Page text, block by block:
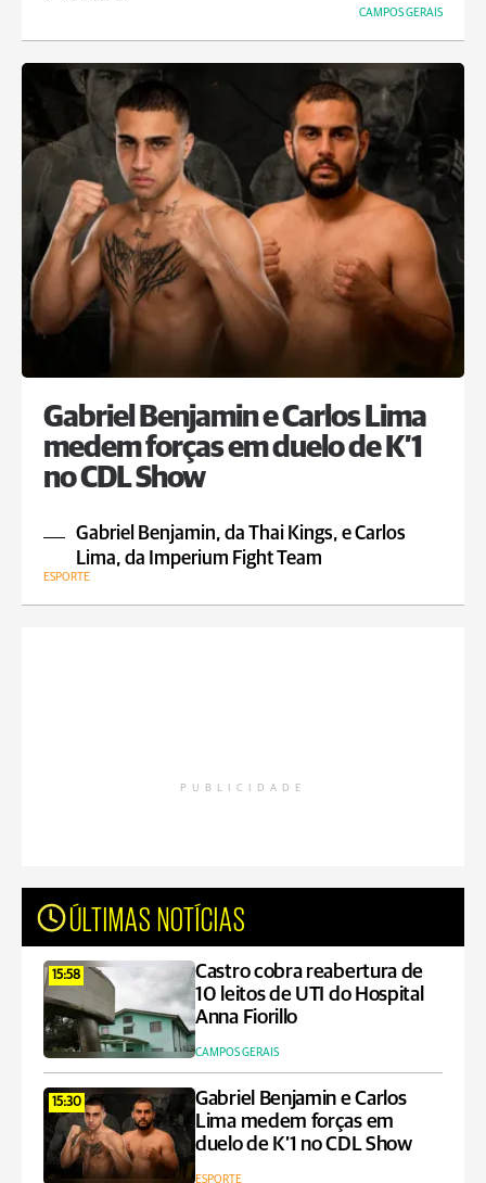
CAMPOS GERAIS
Gabriel Benjamin e Carlos Lima
medem forças em duelo de K’1
no CDL Show
Gabriel Benjamin, da Thai Kings, e Carlos
Lima, da Imperium Fight Team
ESPORTE
PUBLICIDADE
ÚLTIMAS NOTÍCIAS
15:58
Castro cobra reabertura de
10 leitos de UTI do Hospital
Anna Fiorillo
CAMPOS GERAIS
15:30
Gabriel Benjamin e Carlos
Lima medem forças em
duelo de K’1 no CDL Show
ESPORTE